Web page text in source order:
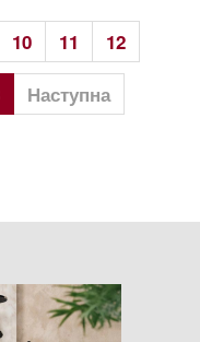
10 11
12
Наступна